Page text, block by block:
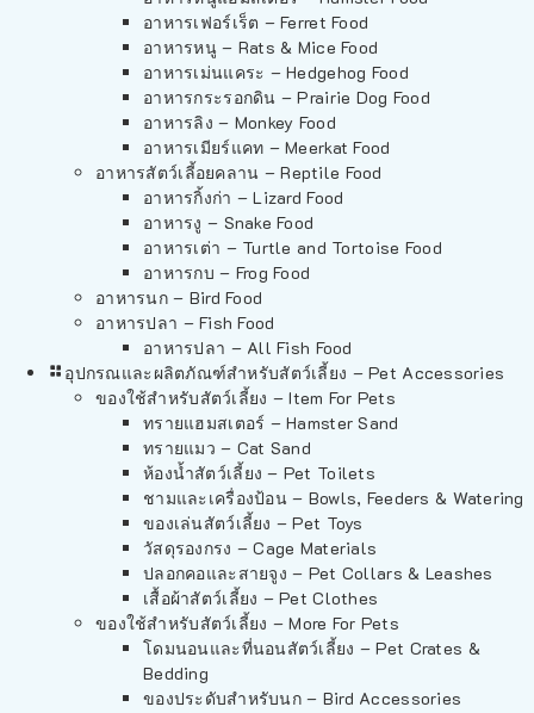
อาหารเฟอร์เร็ต – Ferret Food
อาหารหนู – Rats & Mice Food
อาหารเม่นแคระ – Hedgehog Food
อาหารกระรอกดิน – Prairie Dog Food
อาหารลิง – Monkey Food
อาหารเมียร์แคท – Meerkat Food
อาหารสัตว์เลี้อยคลาน – Reptile Food
อาหารกิ้งก่า – Lizard Food
อาหารงู – Snake Food
อาหารเต่า – Turtle and Tortoise Food
อาหารกบ – Frog Food
อาหารนก – Bird Food
อาหารปลา – Fish Food
อาหารปลา – All Fish Food
อุปกรณและผลิตภัณฑ์สำหรับสัตว์เลี้ยง – Pet Accessories
ของใช้สำหรับสัตว์เลี้ยง – Item For Pets
ทรายแฮมสเตอร์ – Hamster Sand
ทรายแมว – Cat Sand
ห้องน้ำสัตว์เลี้ยง – Pet Toilets
ชามและเครื่องป้อน – Bowls, Feeders & Watering
ของเล่นสัตว์เลี้ยง – Pet Toys
วัสดุรองกรง – Cage Materials
ปลอกคอและสายจูง – Pet Collars & Leashes
เสื้อผ้าสัตว์เลี้ยง – Pet Clothes
ของใช้สำหรับสัตว์เลี้ยง – More For Pets
โดมนอนและที่นอนสัตว์เลี้ยง – Pet Crates &
Bedding
ของประดับสำหรับนก – Bird Accessories